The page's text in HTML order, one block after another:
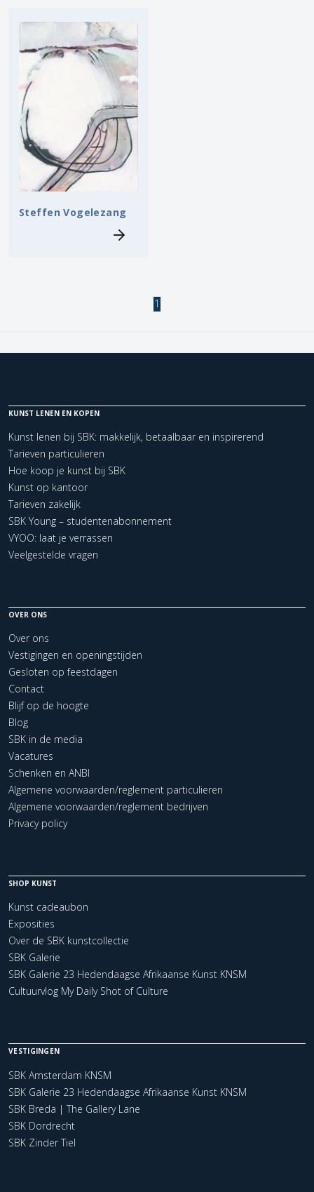
Steffen Vogelezang
1
KUNST LENEN EN KOPEN
Kunst lenen bij SBK: makkelijk, betaalbaar en inspirerend
Tarieven particulieren
Hoe koop je kunst bij SBK
Kunst op kantoor
Tarieven zakelijk
SBK Young – studentenabonnement
VYOO: laat je verrassen
Veelgestelde vragen
OVER ONS
Over ons
Vestigingen en openingstijden
Gesloten op feestdagen
Contact
Blijf op de hoogte
Blog
SBK in de media
Vacatures
Schenken en ANBI
Algemene voorwaarden/reglement particulieren
Algemene voorwaarden/reglement bedrijven
Privacy policy
SHOP KUNST
Kunst cadeaubon
Exposities
Over de SBK kunstcollectie
SBK Galerie
SBK Galerie 23 Hedendaagse Afrikaanse Kunst KNSM
Cultuurvlog My Daily Shot of Culture
VESTIGINGEN
SBK Amsterdam KNSM
SBK Galerie 23 Hedendaagse Afrikaanse Kunst KNSM
SBK Breda | The Gallery Lane
SBK Dordrecht
SBK Zinder Tiel